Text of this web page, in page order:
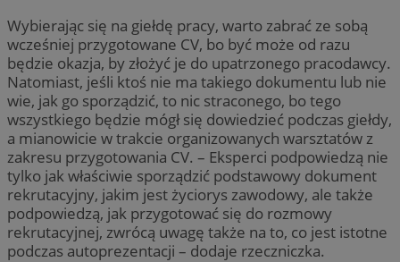
Wybierając się na giełdę pracy, warto zabrać ze sobą
wcześniej przygotowane CV, bo być może od razu
będzie okazja, by złożyć je do upatrzonego pracodawcy.
Natomiast, jeśli ktoś nie ma takiego dokumentu lub nie
wie, jak go sporządzić, to nic straconego, bo tego
wszystkiego będzie mógł się dowiedzieć podczas giełdy,
a mianowicie w trakcie organizowanych warsztatów z
zakresu przygotowania CV. – Eksperci podpowiedzą nie
tylko jak właściwie sporządzić podstawowy dokument
rekrutacyjny, jakim jest życiorys zawodowy, ale także
podpowiedzą, jak przygotować się do rozmowy
rekrutacyjnej, zwrócą uwagę także na to, co jest istotne
podczas autoprezentacji – dodaje rzeczniczka.